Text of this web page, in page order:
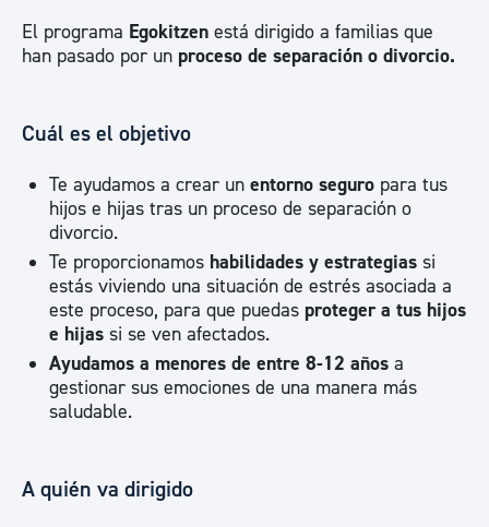
El programa Egokitzen está dirigido a familias que
han pasado por un proceso de separación o divorcio.
Cuál es el objetivo
Te ayudamos a crear un entorno seguro para tus
hijos e hijas tras un proceso de separación o
divorcio.
Te proporcionamos habilidades y estrategias si
estás viviendo una situación de estrés asociada a
este proceso, para que puedas proteger a tus hijos
e hijas si se ven afectados.
Ayudamos a menores de entre 8-12 años a
gestionar sus emociones de una manera más
saludable.
A quién va dirigido